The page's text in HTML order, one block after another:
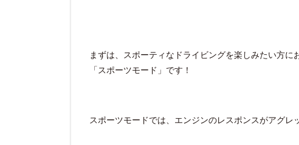
まずは、スポーティなドライビングを楽しみたい方
「スポーツモード」です！
スポーツモードでは、エンジンのレスポンスがアグレ